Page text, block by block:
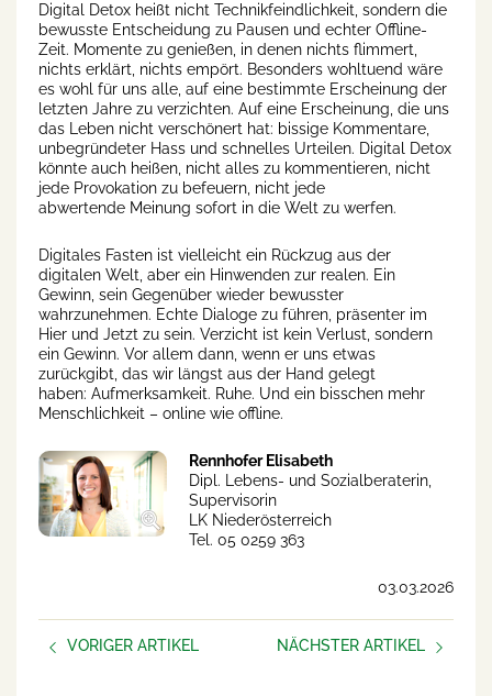
Digital Detox heißt nicht Technikfeindlichkeit, sondern die
bewusste Entscheidung zu Pausen und echter Offline-
Zeit. Momente zu genießen, in denen nichts flimmert,
nichts erklärt, nichts empört. Besonders wohltuend wäre
es wohl für uns alle, auf eine bestimmte Erscheinung der
letzten Jahre zu verzichten. Auf eine Erscheinung, die uns
das Leben nicht verschönert hat: bissige Kommentare,
unbegründeter Hass und schnelles Urteilen. Digital Detox
könnte auch heißen, nicht alles zu kommentieren, nicht
jede Provokation zu befeuern, nicht jede
abwertende Meinung sofort in die Welt zu werfen.
Digitales Fasten ist vielleicht ein Rückzug aus der
digitalen Welt, aber ein Hinwenden zur realen. Ein
Gewinn, sein Gegenüber wieder bewusster
wahrzunehmen. Echte Dialoge zu führen, präsenter im
Hier und Jetzt zu sein. Verzicht ist kein Verlust, sondern
ein Gewinn. Vor allem dann, wenn er uns etwas
zurückgibt, das wir längst aus der Hand gelegt
haben: Aufmerksamkeit. Ruhe. Und ein bisschen mehr
Menschlichkeit – online wie offline.
Rennhofer Elisabeth
Dipl. Lebens- und Sozialberaterin,
Supervisorin
LK Niederösterreich
Tel. 05 0259 363
03.03.2026
VORIGER ARTIKEL
NÄCHSTER ARTIKEL